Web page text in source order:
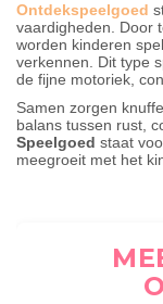
Ontdekspeelgoed
vaardigheden. Door
worden kinderen
verkennen. Dit type
de fijne motoriek,
Samen zorgen
balans tussen rust,
Speelgoed staat
meegroeit met het